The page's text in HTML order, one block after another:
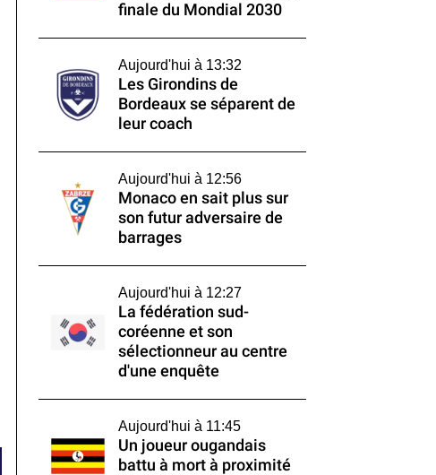
finale du Mondial 2030
Aujourd'hui à 13:32
Les Girondins de
Bordeaux se séparent de
leur coach
Aujourd'hui à 12:56
Monaco en sait plus sur
son futur adversaire de
barrages
Aujourd'hui à 12:27
La fédération sud-
coréenne et son
sélectionneur au centre
d'une enquête
Aujourd'hui à 11:45
Un joueur ougandais
battu à mort à proximité